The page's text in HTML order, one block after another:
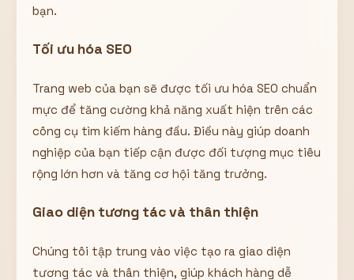
bạn.
Tối ưu hóa SEO
Trang web của bạn sẽ được tối ưu hóa SEO chuẩn
mực để tăng cường khả năng xuất hiện trên các
công cụ tìm kiếm hàng đầu. Điều này giúp doanh
nghiệp của bạn tiếp cận được đối tượng mục tiêu
rộng lớn hơn và tăng cơ hội tăng trưởng.
Giao diện tương tác và thân thiện
Chúng tôi tập trung vào việc tạo ra giao diện
tương tác và thân thiện, giúp khách hàng dễ